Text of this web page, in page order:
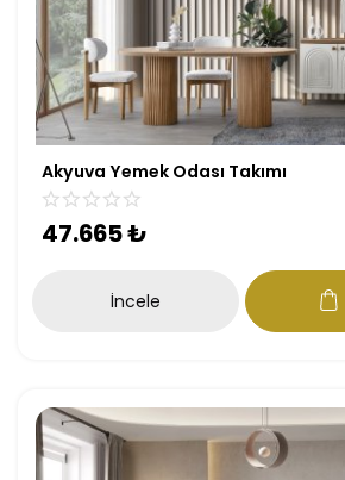
Akyuva Yemek Odası Takımı
47.665₺
İncele